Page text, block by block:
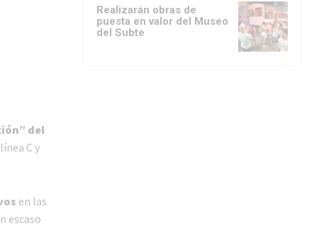
del
C y
en las
escaso
Realizarán obras de
puesta en valor del Museo
del Subte